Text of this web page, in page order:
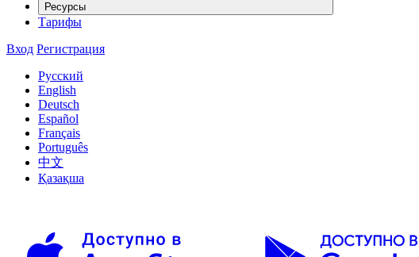
Ресурсы
Тарифы
Вход Регистрация
Русский
English
Deutsch
Español
Français
Português
中文
Қазақша